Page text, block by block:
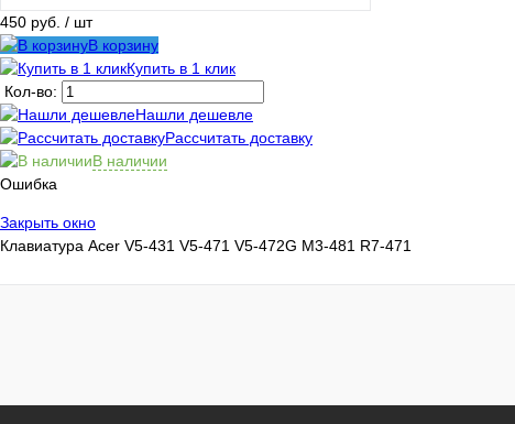
Купить в 1 клик К сравнению
В избранное
В
450 руб. / шт
В корзину
Купить в 1 клик
Кол-во:
Нашли дешевле
Рассчитать доставку
В наличии
Ошибка
Закрыть окно
Клавиатура Acer V5-431 V5-471 V5-472G M3-481 R7-471